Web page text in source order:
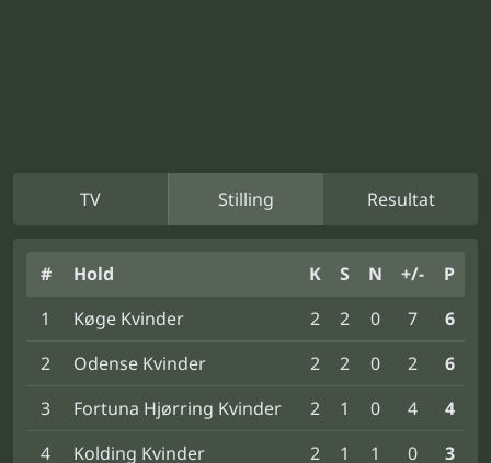
TV Stilling Resultat
# Hold K S N +/-
P
1
Køge Kvinder 2 2 0 7
6
2
Odense Kvinder 2 2 0 2
6
3
Fortuna Hjørring Kvinder 2 1 0 4
4
4
Kolding Kvinder 2 1 1 0
3